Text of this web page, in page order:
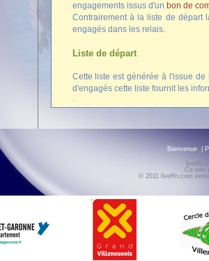
engagements issus d'un bon de
Contrairement à la liste de départ
engagés dans les relais.
Liste de départ
Cette liste est générée à l'issue
d'engagés cette liste fournit les
Bienvenue
Ce site
© 2011 liveffn.com